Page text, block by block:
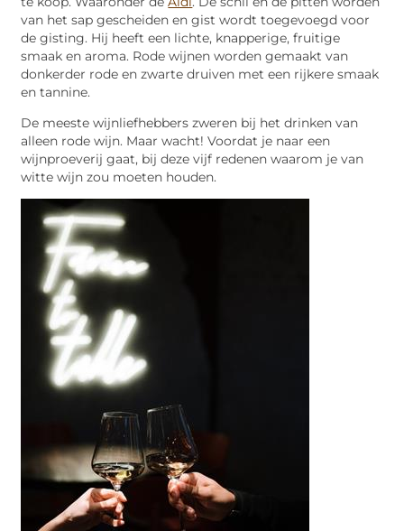
van het sap gescheiden en gist wordt toegevoegd voor
de gisting. Hij heeft een lichte, knapperige, fruitige
smaak en aroma. Rode wijnen worden gemaakt van
donkerder rode en zwarte druiven met een rijkere smaak
en tannine.
De meeste wijnliefhebbers zweren bij het drinken van
alleen rode wijn. Maar wacht! Voordat je naar een
wijnproeverij gaat, bij deze vijf redenen waarom je van
witte wijn zou moeten houden.